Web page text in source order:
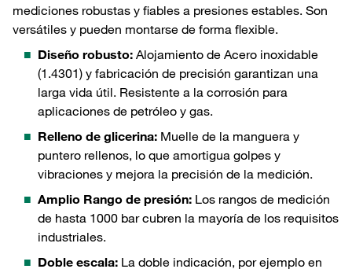
mediciones robustas y fiables a presiones estables. Son
versátiles y pueden montarse de forma flexible.
Diseño robusto: Alojamiento de Acero inoxidable
(1.4301) y fabricación de precisión garantizan una
larga vida útil. Resistente a la corrosión para
aplicaciones de petróleo y gas.
Relleno de glicerina: Muelle de la manguera y
puntero rellenos, lo que amortigua golpes y
vibraciones y mejora la precisión de la medición.
Amplio Rango de presión: Los rangos de medición
de hasta 1000 bar cubren la mayoría de los requisitos
industriales.
Doble escala: La doble indicación, por ejemplo en